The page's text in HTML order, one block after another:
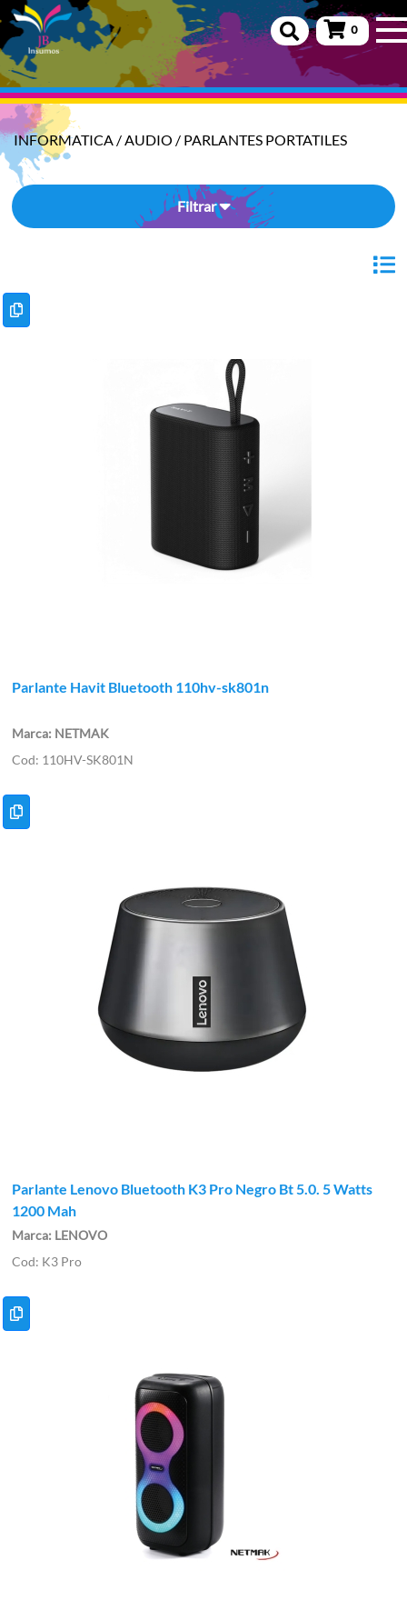
0
INFORMATICA /AUDIO / PARLANTES PORTATILES
Filtrar
Parlante Havit Bluetooth 110hv-sk801n
NETMAK
110HV-SK801N
Parlante Lenovo Bluetooth K3 Pro Negro Bt 5.0. 5 Watts
1200 Mah
LENOVO
K3 Pro